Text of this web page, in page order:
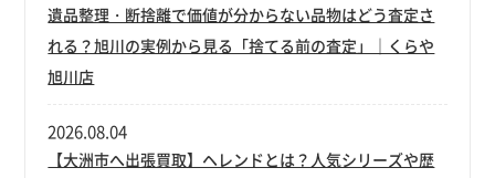
遺品整理・断捨離で価値が分からない品物はどう査定さ
れる？旭川の実例から見る「捨てる前の査定」｜くらや
旭川店
【大洲市へ出張買取】ヘレンドとは？人気シリーズや歴
2026.08.04